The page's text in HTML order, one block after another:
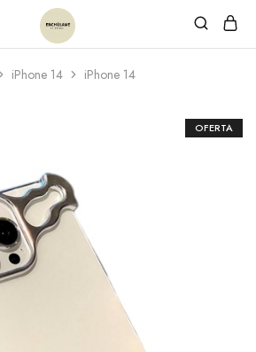
iPhone 14 iPhone 14
OFERTA